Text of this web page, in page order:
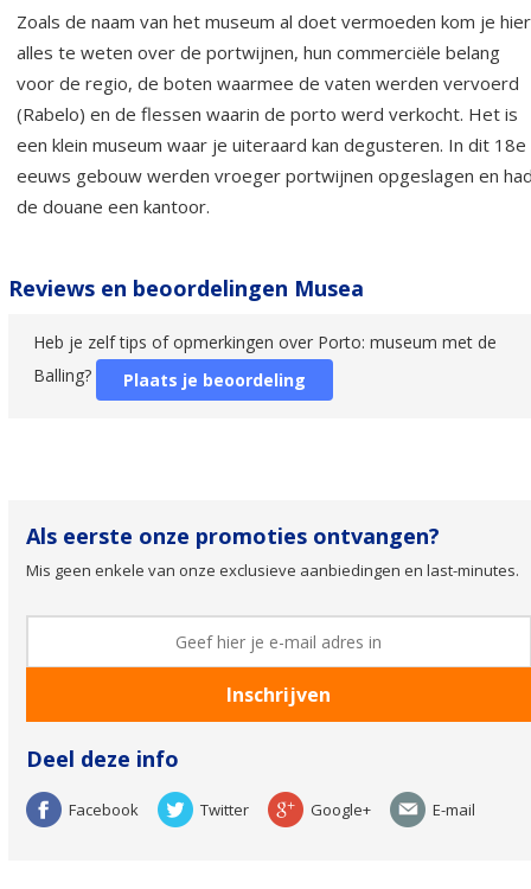
Zoals de naam van het museum al doet vermoeden kom je hier
alles te weten over de portwijnen, hun commerciële belang
voor de regio, de boten waarmee de vaten werden vervoerd
(Rabelo) en de flessen waarin de porto werd verkocht. Het is
een klein museum waar je uiteraard kan degusteren. In dit 18e
eeuws gebouw werden vroeger portwijnen opgeslagen en
de douane een kantoor.
Reviews en beoordelingen Musea
Heb je zelf tips of opmerkingen over Porto: museum met de
Balling?
Plaats je beoordeling
Als eerste onze promoties ontvangen?
Mis geen enkele van onze exclusieve aanbiedingen en last-minutes.
Deel deze info
Facebook Twitter Google+ E-mail